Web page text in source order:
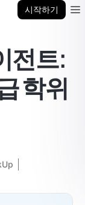
시작하기
전트:
학위